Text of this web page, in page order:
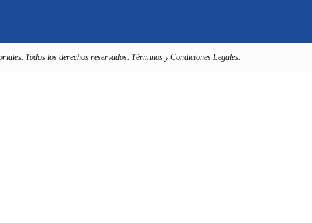
Todos los derechos reservados. Términos y Condiciones Legales.